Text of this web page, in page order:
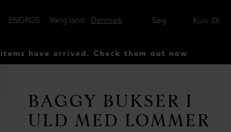
Kurv 0
Søg
Denmark
Vælg land:
ENGROS
arrived. Check them out now
BAGGY BUKSER I
ULD MED LOMMER